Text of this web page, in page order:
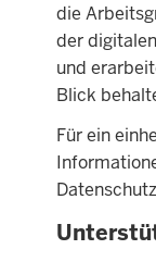
die
der
und
Blick
Für ein